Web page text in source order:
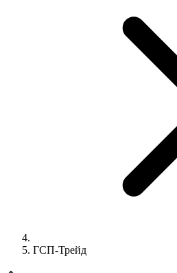
ГСП-Трейд